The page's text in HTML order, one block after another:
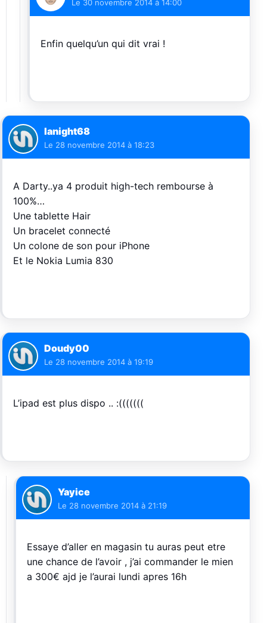
Le 30 novembre 2014 à 14:00
Enfin quelqu’un qui dit vrai !
lanight68
Le 28 novembre 2014 à 18:23
A Darty..ya 4 produit high-tech rembourse à
100%…
Une tablette Hair
Un bracelet connecté
Un colone de son pour iPhone
Et le Nokia Lumia 830
Doudy00
Le 28 novembre 2014 à 19:19
L’ipad est plus dispo .. :(((((((
Yayice
Le 28 novembre 2014 à 21:19
Essaye d’aller en magasin tu auras peut etre
une chance de l’avoir , j’ai commander le mien
a 300€ ajd je l’aurai lundi apres 16h